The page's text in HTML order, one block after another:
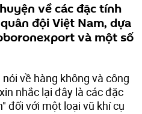
về các đặc tính
đội Việt Nam, dựa
và một số
về hàng không và công
nhắc lại đây là các đặc
đối với một loại vũ khí cụ